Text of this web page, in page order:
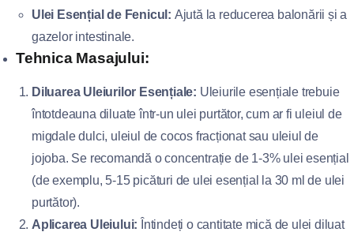
Ulei Esențial de Fenicul: Ajută la reducerea balonării și a
gazelor intestinale.
Tehnica Masajului:
Diluarea Uleiurilor Esențiale: Uleiurile esențiale trebuie
întotdeauna diluate într-un ulei purtător, cum ar fi uleiul de
migdale dulci, uleiul de cocos fracționat sau uleiul de
jojoba. Se recomandă o concentrație de 1-3% ulei esențial
(de exemplu, 5-15 picături de ulei esențial la 30 ml de ulei
purtător).
Aplicarea Uleiului: Întindeți o cantitate mică de ulei diluat